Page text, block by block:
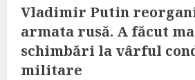
Vladimir Putin
armata rusă. A făcut
schimbări la vârful
militare